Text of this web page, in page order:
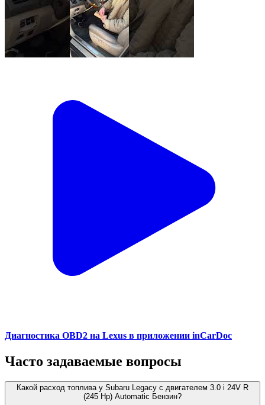
Диагностика OBD2 на Lexus в приложении inCarDoc
Часто задаваемые вопросы
Какой расход топлива у Subaru Legacy с двигателем 3.0 i 24V R
(245 Hp) Automatic Бензин?